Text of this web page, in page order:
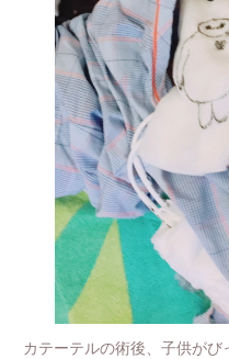
カテーテルの術後、子供が